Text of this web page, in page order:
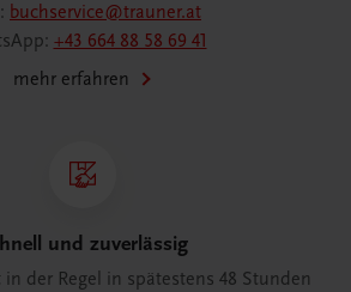
buchservice@trauner.at
+43 664 88 58 69 41
mehr erfahren
und zuverlässig
in der Regel in spätestens 48 Stunden